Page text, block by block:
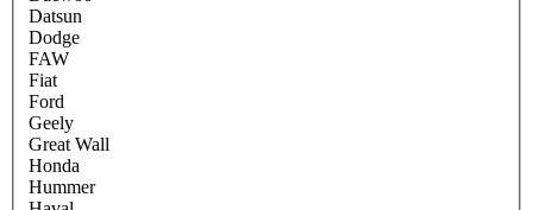
Datsun
Dodge
FAW
Fiat
Ford
Geely
Great Wall
Honda
Hummer